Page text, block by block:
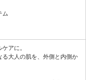
ム
アに。
大人の肌を、外側と内側か